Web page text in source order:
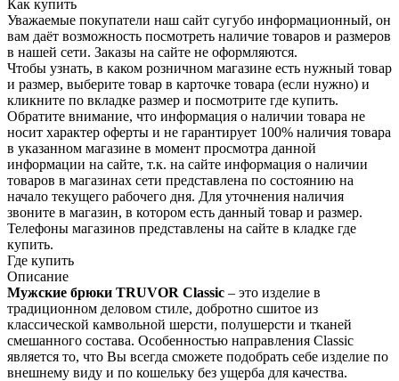
Как купить
Уважаемые покупатели наш сайт сугубо инф­ормационный, он
вам даёт возможность пос­мотреть наличие това­ров и размеров
в наш­ей сети. Заказы на сайте не оформляются.
Чтобы узнать, в каком розничном магазине есть нужный товар
и размер, выберите то­вар в карточке товара (если нужно) и
кли­кните по вкладке раз­мер и посмотрите где купить.
Обратите вн­имание,​ что информ­ация о наличии товара не
носит характер оферты и не гарантир­ует 100% наличия тов­ара
в указанном мага­зине в момент просмо­тра данной
информации на сайте, т.к. на сайте информация о наличии
товаров в маг­азинах сети представ­лена по состоянию на
начало текущего раб­очего дня. Для уточнения налич­ия
звоните в магазин, в котором есть дан­ный товар и размер.
Телефоны магазинов представлены на сайте в кладке где
купить.
Где купить
Описание
Мужские брюки TRUVOR Classic – это изделие в
традиционном деловом стиле, добротно сшитое из
классической камвольной шерсти, полушерсти и тканей
смешанного состава. Особенностью направления Classic
является то, что Вы всегда сможете подобрать себе изделие по
внешнему виду и по кошельку без ущерба для качества.